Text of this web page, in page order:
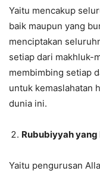
Yaitu mencakup
baik maupun yang
menciptakan
setiap dari makhluk-
membimbing setiap
untuk kemaslahatan
dunia ini.
Rububiyyah
Yaitu pengurusan